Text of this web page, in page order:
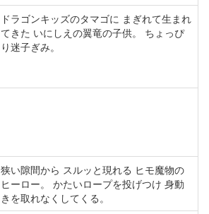
ドラゴンキッズのタマゴに まぎれて生まれ
てきた いにしえの翼竜の子供。 ちょっぴ
り迷子ぎみ。
狭い隙間から スルッと現れる ヒモ魔物の
ヒーロー。 かたいロープを投げつけ 身動
きを取れなくしてくる。